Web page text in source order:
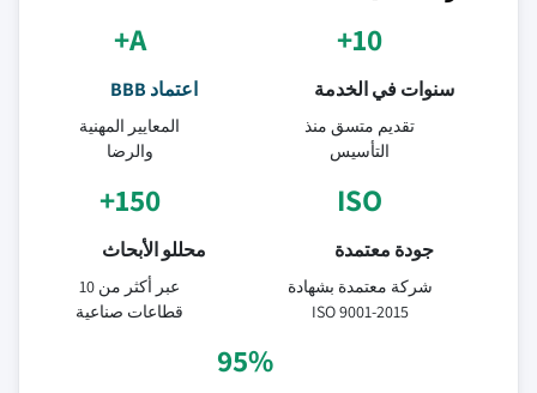
10+
سنوات في الخدمة
تقديم متسق منذ
التأسيس
A+
اعتماد BBB
المعايير المهنية
والرضا
ISO
جودة معتمدة
شركة معتمدة بشهادة
ISO 9001-2015
150+
محللو الأبحاث
عبر أكثر من 10
قطاعات صناعية
95%